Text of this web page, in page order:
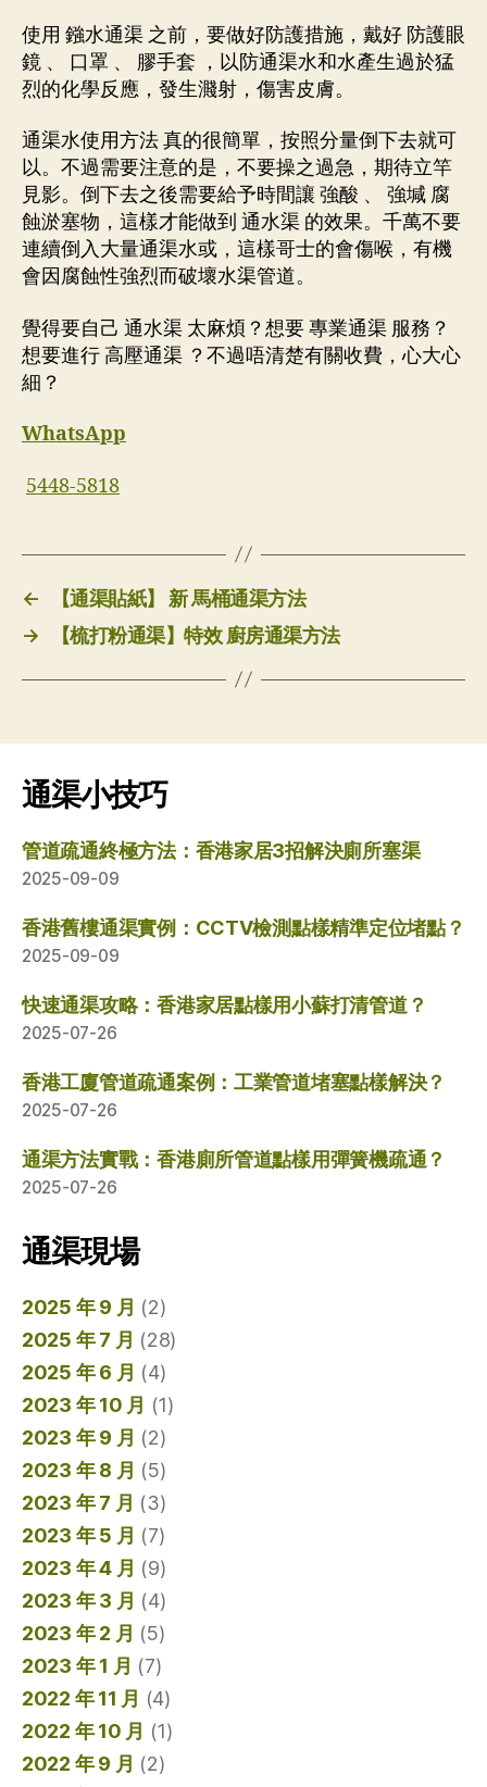
使用 鏹水通渠 之前，要做好防護措施，戴好 防護眼
鏡 、 口罩 、 膠手套 ，以防通渠水和水產生過於猛
烈的化學反應，發生濺射，傷害皮膚。
通渠水使用方法 真的很簡單，按照分量倒下去就可
以。不過需要注意的是，不要操之過急，期待立竿
見影。倒下去之後需要給予時間讓 強酸 、 強堿 腐
蝕淤塞物，這樣才能做到 通水渠 的效果。千萬不要
連續倒入大量通渠水或，這樣哥士的會傷喉，有機
會因腐蝕性強烈而破壞水渠管道。
覺得要自己 通水渠 太麻煩？想要 專業通渠 服務？
想要進行 高壓通渠 ？不過唔清楚有關收費，心大心
細？
WhatsApp
5448-5818
←
【通渠貼紙】 新 馬桶通渠方法
→
【梳打粉通渠】特效 廚房通渠方法
通渠小技巧
管道疏通終極方法：香港家居3招解決廁所塞渠
2025-09-09
香港舊樓通渠實例：CCTV檢測點樣精準定位堵點？
2025-09-09
快速通渠攻略：香港家居點樣用小蘇打清管道？
2025-07-26
香港工廈管道疏通案例：工業管道堵塞點樣解決？
2025-07-26
通渠方法實戰：香港廁所管道點樣用彈簧機疏通？
2025-07-26
通渠現場
2025 年 9 月 (2)
2025 年 7 月 (28)
2025 年 6 月 (4)
2023 年 10 月 (1)
2023 年 9 月 (2)
2023 年 8 月 (5)
2023 年 7 月 (3)
2023 年 5 月 (7)
2023 年 4 月 (9)
2023 年 3 月 (4)
2023 年 2 月 (5)
2023 年 1 月 (7)
2022 年 11 月 (4)
2022 年 10 月 (1)
2022 年 9 月 (2)